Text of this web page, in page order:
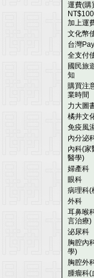
運費(購
加上運
文化幣
台灣
全支付
國民旅
知
購買注
業時間
力大圖
橘井文
免疫風
內分泌
內科(家
醫學)
婦產科
眼科
病理科(
外科
耳鼻喉
言治療)
泌尿科
胸腔內
學)
胸腔外
腫瘤科(